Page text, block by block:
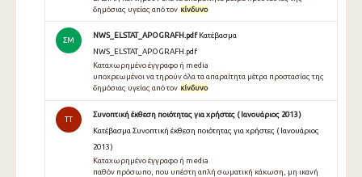
δημόσιας υγείας από τον κίνδυνο
ΣΜ
NWS_ELSTAT_APOGRAFH.pdf Κατέβασμα
NWS_ELSTAT_APOGRAFH.pdf
Καταχωρημένο έγγραφο ή media
υποχρεωμένοι να τηρούν όλα τα απαραίτητα μέτρα προστασίας της
δημόσιας υγείας από τον κίνδυνο
TT
Συνοπτική έκθεση ποιότητας για χρήστες ( Ιανουάριος 2013 )
Κατέβασμα Συνοπτική έκθεση ποιότητας για χρήστες ( Ιανουάριος
2013 )
Καταχωρημένο έγγραφο ή media
παθόν πρόσωπο, που υπέστη απλή σωματική κάκωση, μη ικανή